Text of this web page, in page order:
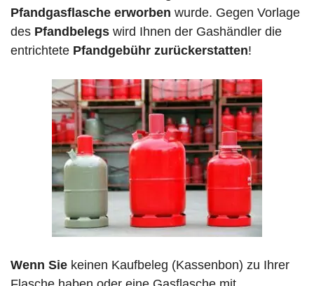
Pfandgasflasche erworben wurde. Gegen Vorlage
des Pfandbelegs wird Ihnen der Gashändler die
entrichtete Pfandgebühr zurückerstatten!
Wenn Sie keinen Kaufbeleg (Kassenbon) zu Ihrer